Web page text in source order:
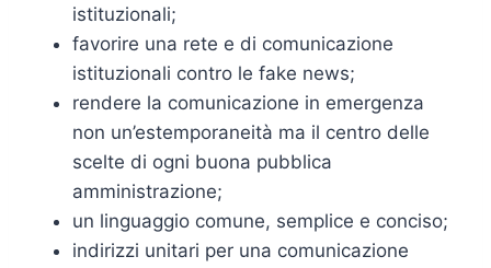
istituzionali;
favorire una rete e di comunicazione
istituzionali contro le fake news;
rendere la comunicazione in emergenza
non un’estemporaneità ma il centro delle
scelte di ogni buona pubblica
amministrazione;
un linguaggio comune, semplice e conciso;
indirizzi unitari per una comunicazione